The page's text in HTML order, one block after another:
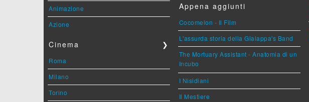
Animazione
Azione
Cinema ❯
Roma
Milano
Torino
Appena aggiunti
Cocomelon - Il Film
L'assurda storia della Gialappa's Band
The Mortuary Assistant - Anatomia di un
Incubo
I Nisidiani
Il Mestiere